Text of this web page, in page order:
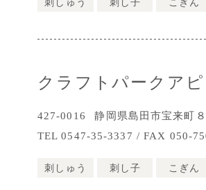
刺しゅう 刺し子 こぎん
クラフトパークア
427-0016
静岡県島田市宝来町
TEL 0547-35-3337 / FAX 050-
刺しゅう 刺し子 こぎん